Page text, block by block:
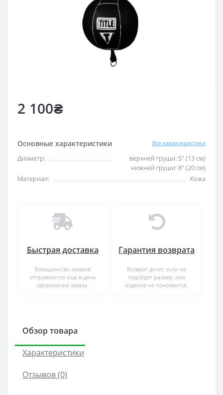
2 100₴
Основные характеристики Все характеристики
Диаметр:
верхней груши: 5" (13 см)
нижней груши: 8" (20 см)
Материал:
Кожа
Быстрая доставка
Большинство заказов
отправляется еще в день
оформления заказа.
Гарантия возврата
Возврат денег, если не
подойдет размер, или
изделие не понравится.
Обзор товара
Характеристики
Отзывов (0)